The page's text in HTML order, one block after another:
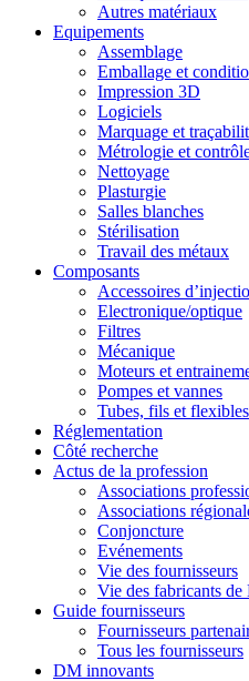
Autres matériaux
Equipements
Assemblage
Emballage et
Impression 3D
Logiciels
Marquage et
Métrologie et
Nettoyage
Plasturgie
Salles blanches
Stérilisation
Travail des métaux
Composants
Accessoires
Electronique/optique
Filtres
Mécanique
Moteurs et
Pompes et vannes
Tubes, fils et flexibles
Réglementation
Côté recherche
Actus de la profession
Associations
Associations
Conjoncture
Evénements
Vie des fournisseurs
Vie des fabricants
Guide fournisseurs
Fournisseurs
Tous les fournisseurs
DM innovants